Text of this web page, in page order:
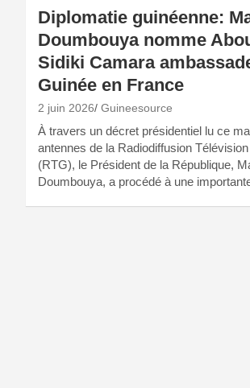
Diplomatie guinéenne:
Doumbouya nomme
Sidiki Camara
Guinée en France
2 juin 2026 Guineesource
À travers un décret présidentiel lu ce
antennes de la Radiodiffusion
(RTG), le Président de la République,
Doumbouya, a procédé à une